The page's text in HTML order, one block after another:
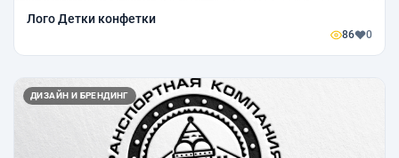
Лого Детки конфетки
86 0
ДИЗАЙН И БРЕНДИНГ